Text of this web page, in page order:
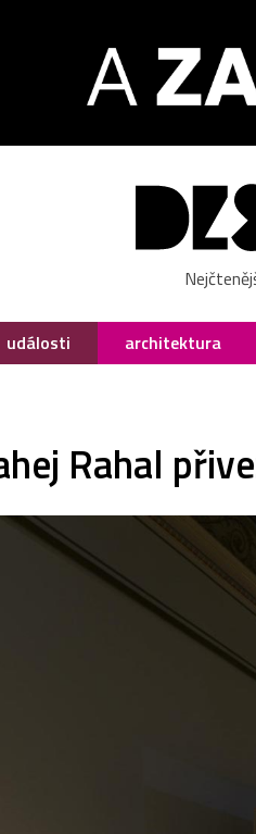
události architektura
Rahal